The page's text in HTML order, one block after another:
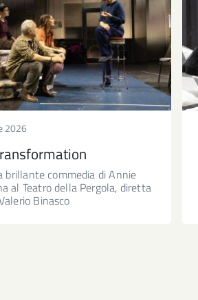
2026
brillante commedia di Annie
al Teatro della Pergola, diretta
Binasco